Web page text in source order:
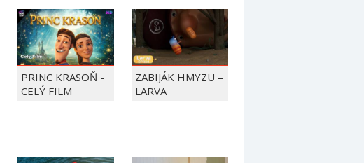
PRINC KRASOŇ -
CELÝ FILM
ZABIJÁK HMYZU –
LARVA